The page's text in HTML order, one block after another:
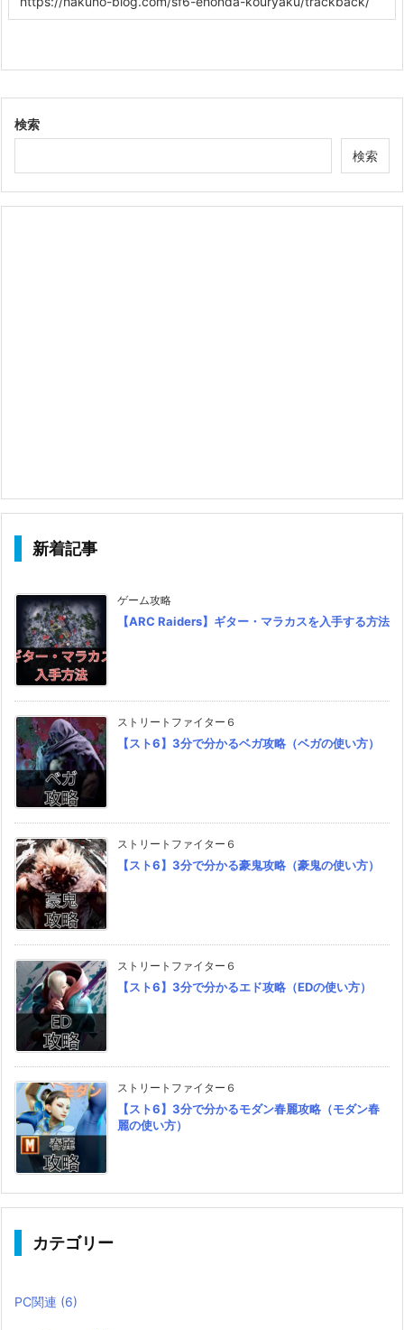
検索
検索
新着記事
ゲーム攻略
【ARC Raiders】ギター・マラカスを入手する方法
ストリートファイター６
【スト6】3分で分かるベガ攻略（ベガの使い方）
ストリートファイター６
【スト6】3分で分かる豪鬼攻略（豪鬼の使い方）
ストリートファイター６
【スト6】3分で分かるエド攻略（EDの使い方）
ストリートファイター６
【スト6】3分で分かるモダン春麗攻略（モダン春
麗の使い方）
カテゴリー
PC関連 (6)